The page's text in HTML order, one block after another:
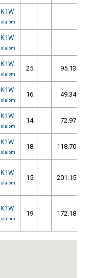
K1W
slalom
K1W
slalom
K1W
slalom
25. 95.13
K1W
slalom
16. 49.34
K1W
slalom
14. 72.97
K1W
slalom
18. 118.70
K1W
slalom
15. 201.15
K1W
slalom
19. 172.18